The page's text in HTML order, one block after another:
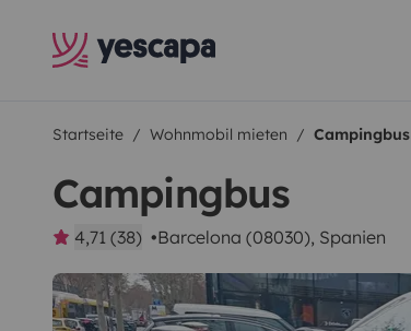
Startseite Wohnmobil mieten Campingbus
Campingbus
4,71 (38) Barcelona (08030), Spanien